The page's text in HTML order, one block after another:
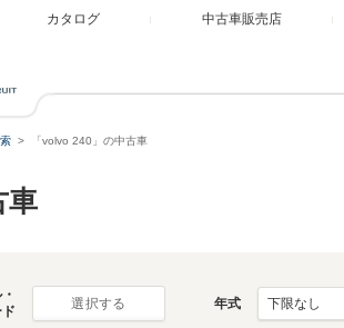
カタログ 中古車販売店
「volvo 240」の中古車
車
選択する 年式